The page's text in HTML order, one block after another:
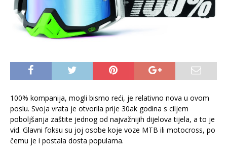
100% kompanija, mogli bismo reći, je relativno nova u ovom
poslu. Svoja vrata je otvorila prije 30ak godina s ciljem
poboljšanja zaštite jednog od najvažnijih dijelova tijela, a to je
vid. Glavni foksu su joj osobe koje voze MTB ili motocross, po
čemu je i postala dosta popularna.